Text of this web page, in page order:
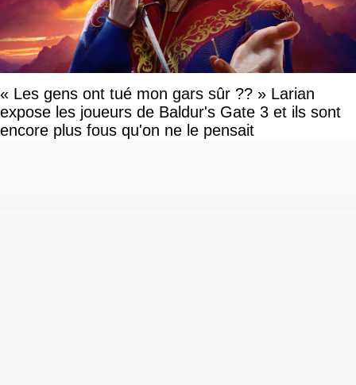
« Les gens ont tué mon gars sûr ?? » Larian
expose les joueurs de Baldur's Gate 3 et ils sont
encore plus fous qu'on ne le pensait